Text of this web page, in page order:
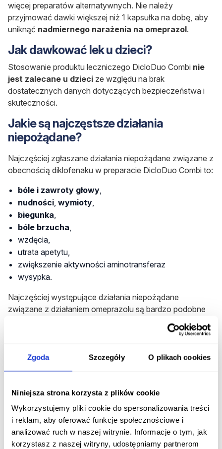
Zgoda Szczegóły O plikach cookies
Niniejsza strona korzysta z plików cookie
Wykorzystujemy pliki cookie do spersonalizowania treści
i reklam, aby oferować funkcje społecznościowe i
analizować ruch w naszej witrynie. Informacje o tym, jak
korzystasz z naszej witryny, udostępniamy partnerom
więcej preparatów alternatywnych. Nie należy
przyjmować dawki większej niż 1 kapsułka na dobę, aby
uniknąć nadmiernego narażenia na omeprazol.
Jak dawkować lek u dzieci?
Stosowanie produktu leczniczego DicloDuo Combi nie
jest zalecane u dzieci ze względu na brak
dostatecznych danych dotyczących bezpieczeństwa i
skuteczności.
Jakie są najczęstsze działania
niepożądane?
Najczęściej zgłaszane działania niepożądane związane z
obecnością diklofenaku w preparacie DicloDuo Combi to:
bóle i zawroty głowy,
nudności, wymioty,
biegunka,
bóle brzucha,
wzdęcia,
utrata apetytu,
zwiększenie aktywności aminotransferaz
wysypka.
Najczęściej występujące działania niepożądane
związane z działaniem omeprazolu są bardzo podobne
do tych spowodowanych diklofenakiem i najczęściej są
Rozpocznij konsultację z DicloDuo Combi
wychodzenia z domu.
Rozpocznij konsultację
Jakie są rzadziej występujące działania